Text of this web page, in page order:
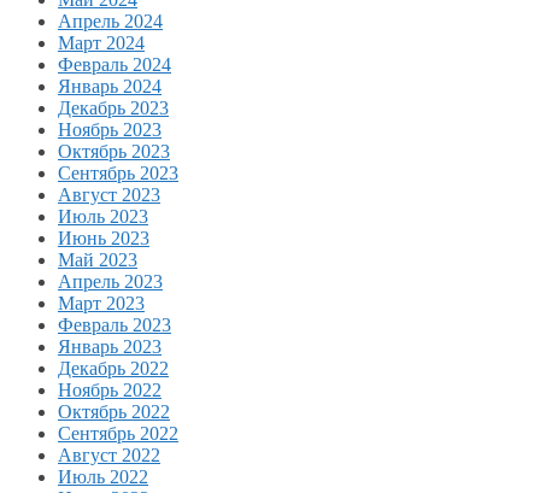
Апрель 2024
Март 2024
Февраль 2024
Январь 2024
Декабрь 2023
Ноябрь 2023
Октябрь 2023
Сентябрь 2023
Август 2023
Июль 2023
Июнь 2023
Май 2023
Апрель 2023
Март 2023
Февраль 2023
Январь 2023
Декабрь 2022
Ноябрь 2022
Октябрь 2022
Сентябрь 2022
Август 2022
Июль 2022